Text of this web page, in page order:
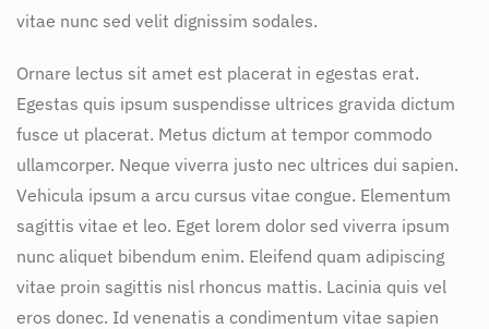
vitae nunc sed velit dignissim sodales.
Ornare lectus sit amet est placerat in egestas erat.
Egestas quis ipsum suspendisse ultrices gravida dictum
fusce ut placerat. Metus dictum at tempor commodo
ullamcorper. Neque viverra justo nec ultrices dui sapien.
Vehicula ipsum a arcu cursus vitae congue. Elementum
sagittis vitae et leo. Eget lorem dolor sed viverra ipsum
nunc aliquet bibendum enim. Eleifend quam adipiscing
vitae proin sagittis nisl rhoncus mattis. Lacinia quis vel
eros donec. Id venenatis a condimentum vitae sapien